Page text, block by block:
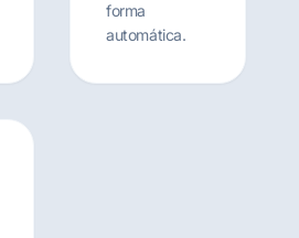
forma
automática.